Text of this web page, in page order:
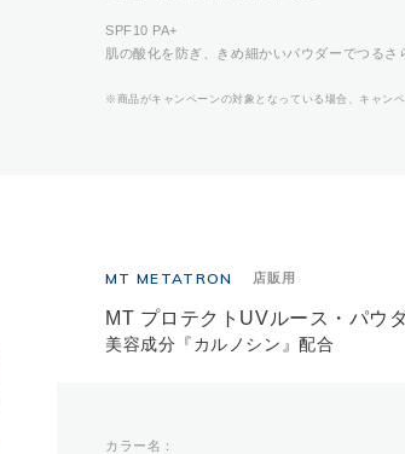
SPF10 PA+
肌の酸化を防ぎ、きめ細かいパウダーでつるさ
※商品がキャンペーンの対象となっている場合、キャン
MT METATRON 店販用
MT プロテクトUVルース・パウ
美容成分『カルノシン』配合
カラー名：